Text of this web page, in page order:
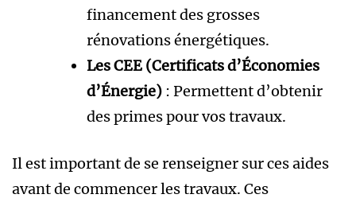
financement des grosses
rénovations énergétiques.
Les CEE (Certificats d’Économies
d’Énergie) : Permettent d’obtenir
des primes pour vos travaux.
Il est important de se renseigner sur ces aides
avant de commencer les travaux. Ces